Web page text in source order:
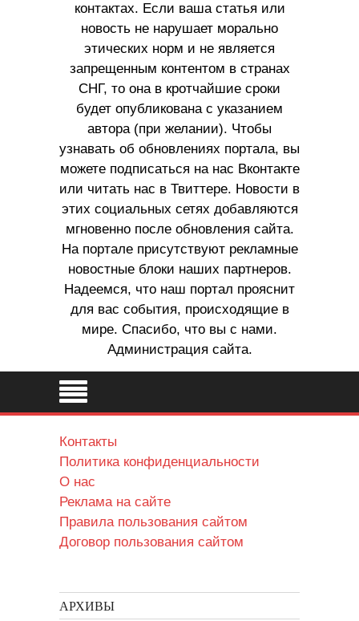
контактах. Если ваша статья или
новость не нарушает морально
этических норм и не является
запрещенным контентом в странах
СНГ, то она в кротчайшие сроки
будет опубликована с указанием
автора (при желании). Чтобы
узнавать об обновлениях портала, вы
можете подписаться на нас Вконтакте
или читать нас в Твиттере. Новости в
этих социальных сетях добавляются
мгновенно после обновления сайта.
На портале присутствуют рекламные
новостные блоки наших партнеров.
Надеемся, что наш портал прояснит
для вас события, происходящие в
мире. Спасибо, что вы с нами.
Администрация сайта.
Контакты
Политика конфиденциальности
О нас
Реклама на сайте
Правила пользования сайтом
Договор пользования сайтом
АРХИВЫ